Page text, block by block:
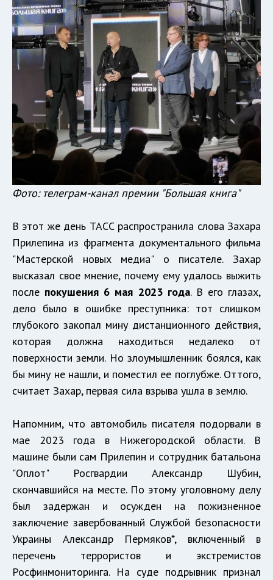
Фото: телеграм-канал премии "Большая книга"
В этот же день ТАСС распространила слова Захара
Прилепина из фрагмента документального фильма
"Мастерской новых медиа" о писателе. Захар
высказал свое мнение, почему ему удалось выжить
после покушения 6 мая 2023 года. В его глазах,
дело было в ошибке преступника: тот слишком
глубокого закопал мину дистанционного действия,
которая должна находиться недалеко от
поверхности земли. Но злоумышленник боялся, как
бы мину не нашли, и поместил ее поглубже. Оттого,
считает Захар, первая сила взрыва ушла в землю.
Напомним, что автомобиль писателя подорвали в
мае 2023 года в Нижегородской области. В
машине были сам Прилепин и сотрудник батальона
"Оплот" Росгвардии Александр Шубин,
скончавшийся на месте. По этому уголовному делу
был задержан и осужден на пожизненное
заключение завербованный Службой безопасности
Украины Александр Пермяков*, включенный в
перечень террористов и экстремистов
Росфинмониторинга. На суде подрывник признал